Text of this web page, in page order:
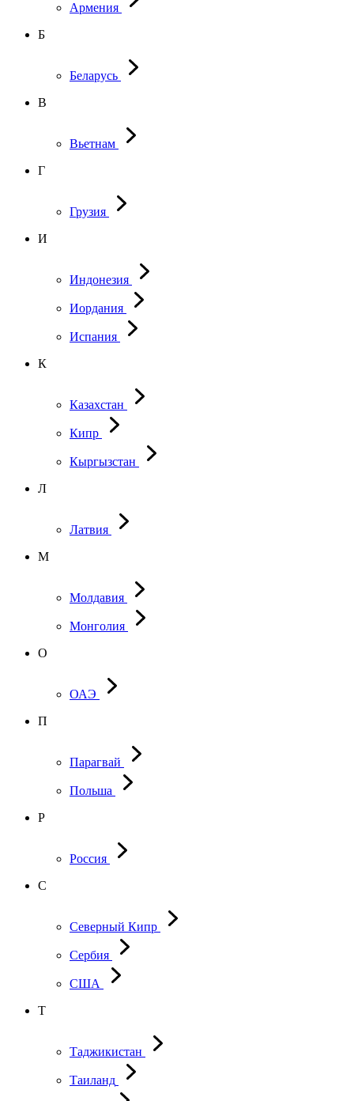
Армения
Б
Беларусь
В
Вьетнам
Г
Грузия
И
Индонезия
Иордания
Испания
К
Казахстан
Кипр
Кыргызстан
Л
Латвия
М
Молдавия
Монголия
О
ОАЭ
П
Парагвай
Польша
Р
Россия
С
Северный Кипр
Сербия
США
Т
Таджикистан
Таиланд